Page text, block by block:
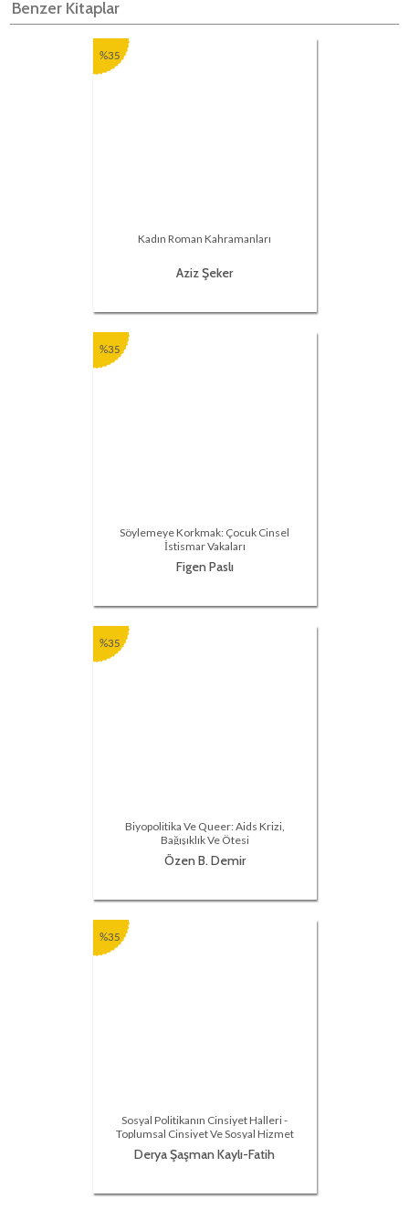
Benzer Kitaplar
%35
Kadın Roman Kahramanları
Aziz Şeker
%35
Söylemeye Korkmak: Çocuk Cinsel
İstismar Vakaları
Figen Paslı
%35
Biyopolitika Ve Queer: Aids Krizi,
Bağışıklık Ve Ötesi
Özen B. Demir
%35
Sosyal Politikanın Cinsiyet Halleri -
Toplumsal Cinsiyet Ve Sosyal Hizmet
Derya Şaşman Kaylı-Fatih